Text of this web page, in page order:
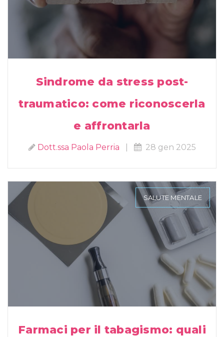
Sindrome da stress post-
traumatico: come riconoscerla
e affrontarla
Dott.ssa Paola Perria 28 gen 2025
SALUTE MENTALE
Farmaci per il tabagismo: quali